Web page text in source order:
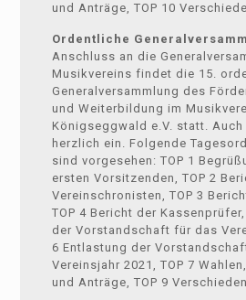
und Anträge, TOP 10
Ordentliche
Anschluss an die
Musikvereins findet die 15.
Generalversammlung des
und Weiterbildung im
Königseggwald e.V. statt.
herzlich ein. Folgende
sind vorgesehen: TOP 1
ersten Vorsitzenden, TOP 2
Vereinschronisten, TOP 3
TOP 4 Bericht der
der Vorstandschaft für das
6 Entlastung der
Vereinsjahr 2021, TOP 7
und Anträge, TOP 9